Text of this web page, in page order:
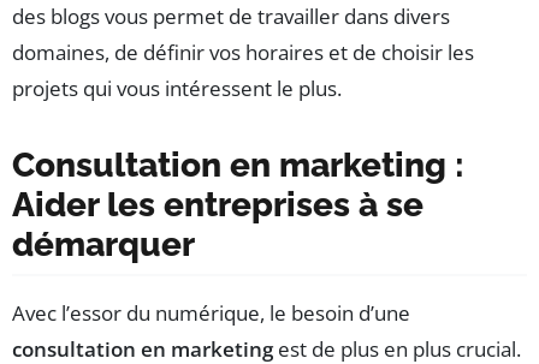
des blogs vous permet de travailler dans divers
domaines, de définir vos horaires et de choisir les
projets qui vous intéressent le plus.
Consultation en marketing :
Aider les entreprises à se
démarquer
Avec l’essor du numérique, le besoin d’une
consultation en marketingest de plus en plus crucial.